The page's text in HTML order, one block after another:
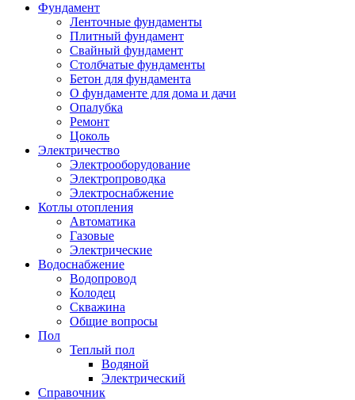
Фундамент
Ленточные фундаменты
Плитный фундамент
Свайный фундамент
Столбчатые фундаменты
Бетон для фундамента
О фундаменте для дома и дачи
Опалубка
Ремонт
Цоколь
Электричество
Электрооборудование
Электропроводка
Электроснабжение
Котлы отопления
Автоматика
Газовые
Электрические
Водоснабжение
Водопровод
Колодец
Скважина
Общие вопросы
Пол
Теплый пол
Водяной
Электрический
Справочник